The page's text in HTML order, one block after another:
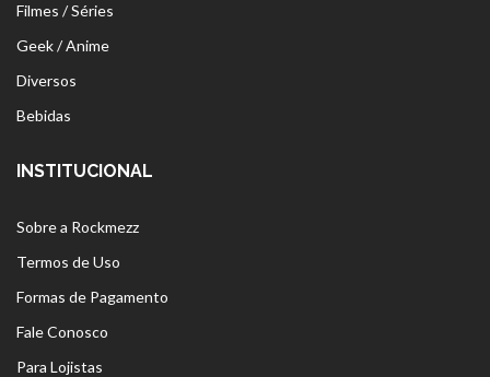
Filmes / Séries
Geek / Anime
Diversos
Bebidas
INSTITUCIONAL
Sobre a Rockmezz
Termos de Uso
Formas de Pagamento
Fale Conosco
Para Lojistas